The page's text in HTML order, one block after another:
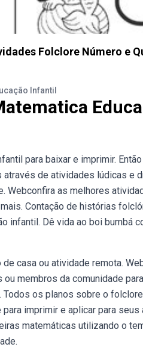
Folclore Número e
Infantil
para baixar e imprimir.
de atividades lúdicas e
Webconfira as melhores
Contação de histórias
infantil. Dê vida ao boi bumbá
casa ou atividade remota.
membros da comunidade
os planos sobre o
imprimir e aplicar para
matemáticas utilizando o